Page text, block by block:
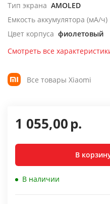
Тип экрана AMOLED
Емкость аккумулятора (мА/ч)
Цвет корпуса фиолетовый
Смотреть все
Все товары Xiaomi
1 055,00р.
В
В наличии